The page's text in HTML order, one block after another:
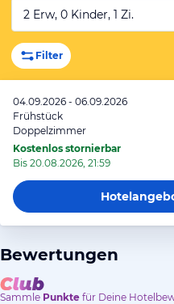
2 Erw, 0 Kinder, 1 Zi.
Filter
04.09.2026 - 06.09.2026
Frühstück
Doppelzimmer
Kostenlos stornierbar
Bis 20.08.2026, 21:59
Bewertungen
Sammle Punkte für Deine